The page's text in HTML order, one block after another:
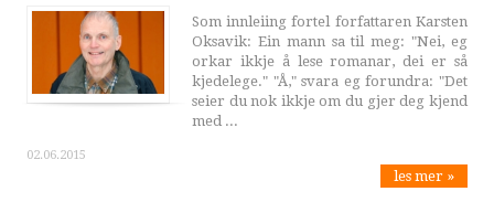
Som innleiing fortel forfattaren Karsten
Oksavik: Ein mann sa til meg: "Nei, eg
orkar ikkje å lese romanar, dei er så
kjedelege." "Å," svara eg forundra: "Det
seier du nok ikkje om du gjer deg kjend
med ...
02.06.2015
les mer »